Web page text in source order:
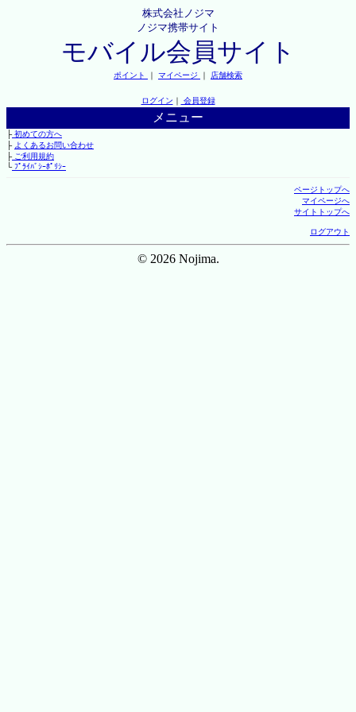
株式会社ノジマ
ノジマ携帯サイト
モバイル会員サイト
ポイント ｜ マイページ ｜ 店舗検索
ログイン ｜ 会員登録
メニュー
├初めての方へ
├ よくあるお問い合わせ
├ご利用規約
└ﾌﾟﾗｲﾊﾞｼｰﾎﾟﾘｼｰ
ページトップへ
マイページへ
サイトトップへ
ログアウト
© 2026 Nojima.